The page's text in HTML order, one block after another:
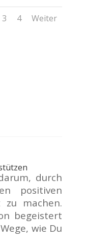
3 4 Weiter
durch
positiven
machen.
begeistert
wie Du